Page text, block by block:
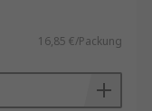
16,85 €/Packung